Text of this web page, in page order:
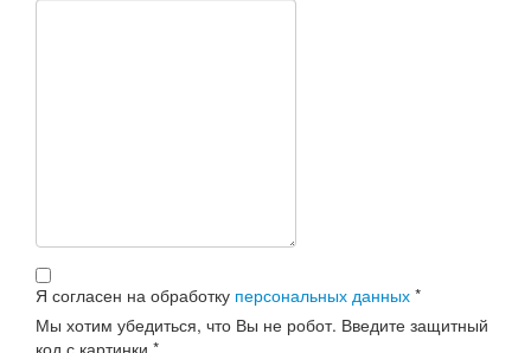
Я согласен на обработку персональных данных *
Мы хотим убедиться, что Вы не робот. Введите защитный